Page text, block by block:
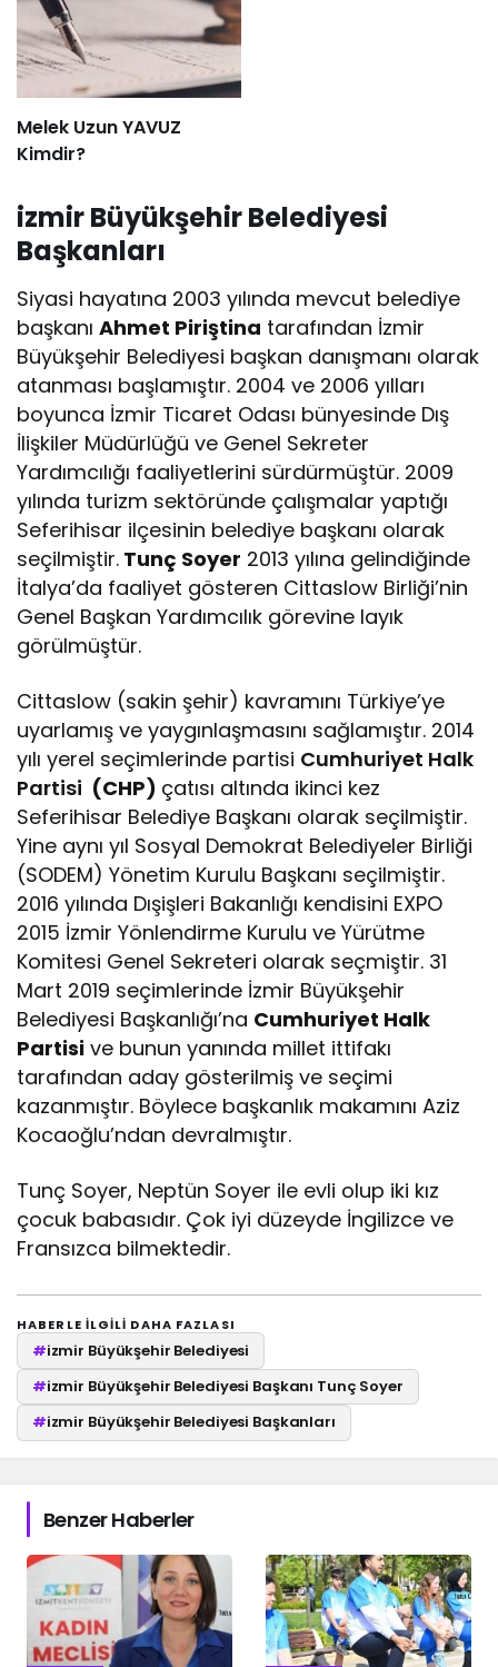
Melek Uzun YAVUZ
Kimdir?
izmir Büyükşehir Belediyesi
Başkanları
Siyasi hayatına 2003 yılında mevcut belediye
başkanıAhmet Piriştina tarafından İzmir
Büyükşehir Belediyesi başkan danışmanı olarak
atanması başlamıştır. 2004 ve 2006 yılları
boyunca İzmir Ticaret Odası bünyesinde Dış
İlişkiler Müdürlüğü ve Genel Sekreter
Yardımcılığı faaliyetlerini sürdürmüştür. 2009
yılında turizm sektöründe çalışmalar yaptığı
Seferihisar ilçesinin belediye başkanı olarak
seçilmiştir. Tunç Soyer 2013 yılına gelindiğinde
İtalya’da faaliyet gösteren Cittaslow Birliği’nin
Genel Başkan Yardımcılık görevine layık
görülmüştür.
Cittaslow (sakin şehir) kavramını Türkiye’ye
uyarlamış ve yaygınlaşmasını sağlamıştır. 2014
yılı yerel seçimlerinde partisi Cumhuriyet Halk
Partisi (CHP) çatısı altında ikinci kez
Seferihisar Belediye Başkanı olarak seçilmiştir.
Yine aynı yıl Sosyal Demokrat Belediyeler Birliği
(SODEM) Yönetim Kurulu Başkanı seçilmiştir.
2016 yılında Dışişleri Bakanlığı kendisini EXPO
2015 İzmir Yönlendirme Kurulu ve Yürütme
Komitesi Genel Sekreteri olarak seçmiştir. 31
Mart 2019 seçimlerinde İzmir Büyükşehir
Belediyesi Başkanlığı’na Cumhuriyet Halk
Partisi ve bunun yanında millet ittifakı
tarafından aday gösterilmiş ve seçimi
kazanmıştır. Böylece başkanlık makamını Aziz
Kocaoğlu’ndan devralmıştır.
Tunç Soyer, Neptün Soyer ile evli olup iki kız
çocuk babasıdır. Çok iyi düzeyde İngilizce ve
Fransızca bilmektedir.
HABERLE ILGILI DAHA FAZLASI
#izmir Büyükşehir Belediyesi
#izmir Büyükşehir Belediyesi Başkanı Tunç Soyer
#izmir Büyükşehir Belediyesi Başkanları
Benzer Haberler